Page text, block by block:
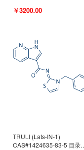
￥3200.00
TRULI (Lats-IN-1)
CAS#1424635-83-5 目录